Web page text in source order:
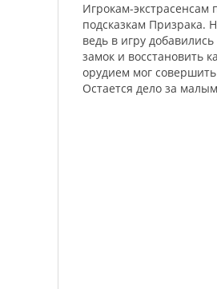
Игрокам-экстрасенсам
подсказкам Призрака.
ведь в игру
замок и восстановить
орудием мог совершить
Остается дело за